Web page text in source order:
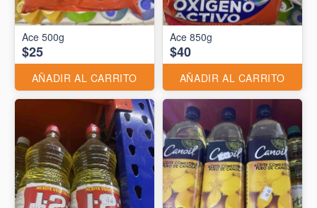
Ace 500g
$25
AÑADIR AL CARRITO
Ace 850g
$40
AÑADIR AL CARRITO